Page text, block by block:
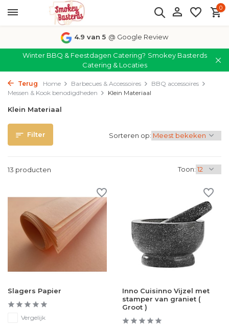
0
4.9 van 5 @ Google Review
Winter BBQ & Feestdagen Catering? Smokey Basterds
Catering & Locaties
Terug Home Barbecues & Accessoires
BBQ accessoires
Messen & Kook benodigdheden
Klein Materiaal
Klein Materiaal
Filter
13 producten Toon:
Sorteren op:
Slagers Papier
Vergelijk
Inno Cuisinno Vijzel met
stamper van graniet (
Groot )